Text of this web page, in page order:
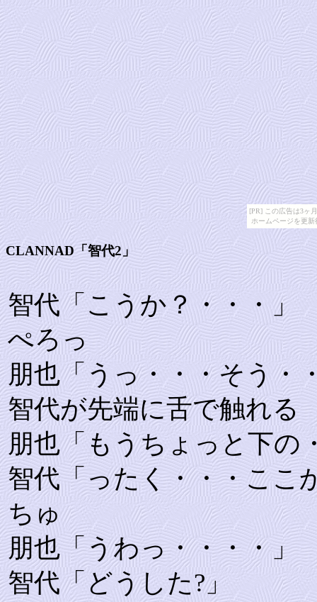
[PR] この広告は3ヶ
ホームページを更
CLANNAD「智代2」
智代「こうか？・・・」
ぺろっ
朋也「うっ・・・そう・
智代が先端に舌で触れる
朋也「もうちょっと下の
智代「ったく・・・ここ
ちゅ
朋也「うわっ・・・・」
智代「どうした?」